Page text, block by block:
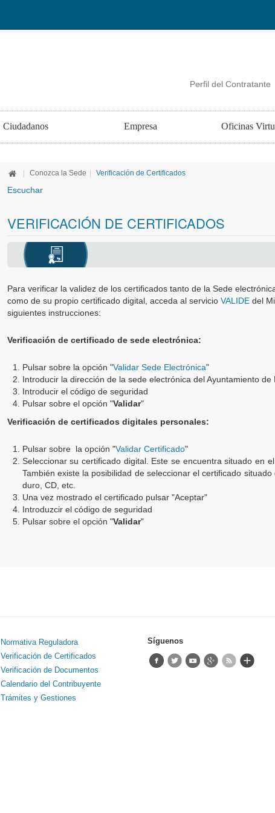
Perfil del Contratante
Ciudadanos Empresa Oficinas
| Conozca la Sede | Verificación de Certificados
Escuchar
VERIFICACIÓN DE CERTIFICADOS
Para verificar la validez de los certificados tanto de la Sede
como de su propio certificado digital, acceda al servicio VALIDE del
siguientes instrucciones:
Verificación de certificado de sede electrónica:
Pulsar sobre la opción "Validar Sede Electrónica"
Introducir la dirección de la sede electrónica del Ayuntamiento de
Introducir el código de seguridad
Pulsar sobre el opción "Validar"
Verificación de certificados digitales personales:
Pulsar sobre la opción "Validar Certificado"
Seleccionar su certificado digital. Este se encuentra situado en
También existe la posibilidad de seleccionar el certificado
duro, CD, etc.
Una vez mostrado el certificado pulsar "Aceptar"
Introduzcir el código de seguridad
Pulsar sobre el opción "Validar"
Normativa Reguladora
Verificación de Certificados
Verificación de Documentos
Calendario del Contribuyente
Trámites y Gestiones
Síguenos